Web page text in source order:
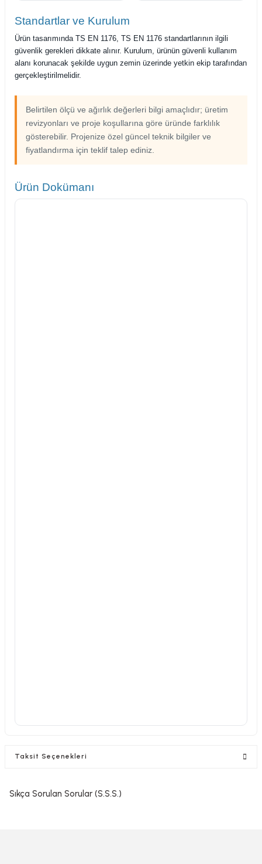
Standartlar ve Kurulum
Ürün tasarımında TS EN 1176, TS EN 1176 standartlarının ilgili
güvenlik gerekleri dikkate alınır. Kurulum, ürünün güvenli kullanım
alanı korunacak şekilde uygun zemin üzerinde yetkin ekip tarafından
gerçekleştirilmelidir.
Belirtilen ölçü ve ağırlık değerleri bilgi amaçlıdır; üretim
revizyonları ve proje koşullarına göre üründe farklılık
gösterebilir. Projenize özel güncel teknik bilgiler ve
fiyatlandırma için teklif talep ediniz.
Ürün Dokümanı
Taksit Seçenekleri
Sıkça Sorulan Sorular (S.S.S.)